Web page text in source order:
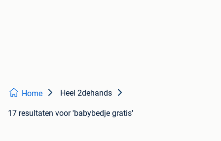
Home Heel 2dehands
17 resultaten voor 'babybedje gratis'